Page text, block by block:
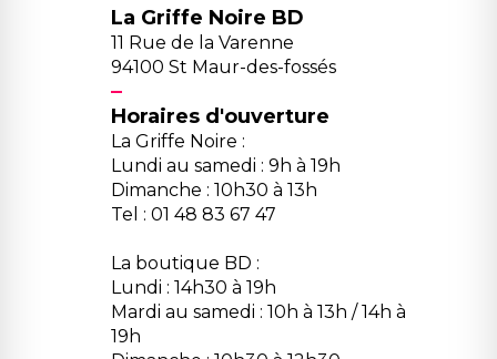
La Griffe Noire BD
11 Rue de la Varenne
94100 St Maur-des-fossés
Horaires d'ouverture
La Griffe Noire :
Lundi au samedi : 9h à 19h
Dimanche : 10h30 à 13h
Tel : 01 48 83 67 47
La boutique BD :
Lundi : 14h30 à 19h
Mardi au samedi : 10h à 13h / 14h à
19h